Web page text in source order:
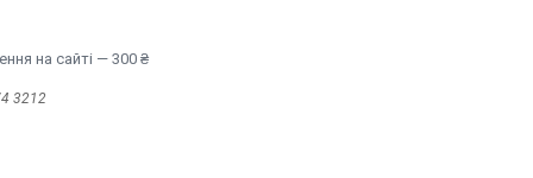
на сайті — 300 ₴
3212